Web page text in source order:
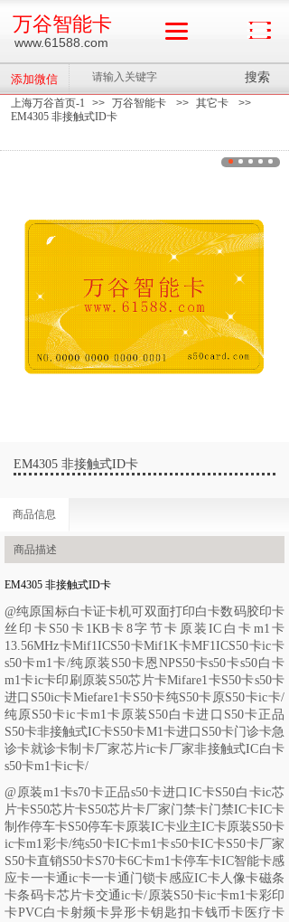
上海万谷首页-1 >> 万谷智能卡 >> 其它卡
>>
EM4305 非接触式ID卡
EM4305 非接触式ID卡
商品信息
商品描述
EM4305 非接触式ID卡
@纯原国标白卡证卡机可双面打印白卡数码胶印卡
丝印卡 S50卡1KB卡8字节卡原装IC白卡m1卡
13.56MHz卡Mif1ICS50卡Mif1K卡MF1ICS50卡ic卡
s50卡m1卡/纯原装 S50卡恩NPS50卡s50卡s50白卡
m1卡ic卡印刷原装S50芯片卡Mifare1卡S50卡s50卡
进口S50ic卡Miefare1卡S50卡纯S50卡原S50卡ic卡/
纯原 S50卡ic卡m1卡原装S50白卡进口S50卡正品
S50卡非接触式IC卡S50卡M1卡进口S50卡门诊卡急
诊卡就诊卡制卡厂家芯片ic卡厂家非接触式IC白卡
s50卡m1卡ic卡/
@ 原装m1卡s70卡正品s50卡进口IC卡S50白卡ic芯
片卡S50芯片卡S50芯片卡厂家门禁卡门禁IC卡IC卡
制作停车卡S50停车卡原装IC卡业主IC卡原装S50卡
ic卡m1彩卡/纯s50卡IC卡m1卡s50卡IC卡S50卡厂家
S50卡直销S50卡S70卡6C卡m1卡停车卡IC智能卡感
应卡一卡通ic卡一卡通门锁卡感应IC卡人像卡磁条
卡条码卡芯片卡交通ic卡/原装S50卡ic卡m1卡彩印
卡PVC白卡射频卡异形卡钥匙扣卡钱币卡医疗卡
添加微信 搜索
www.61588.com
万谷智能卡